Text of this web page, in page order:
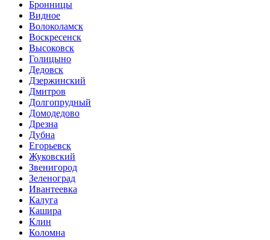
Бронницы
Видное
Волоколамск
Воскресенск
Высоковск
Голицыно
Дедовск
Дзержинский
Дмитров
Долгопрудный
Домодедово
Дрезна
Дубна
Егорьевск
Жуковский
Звенигород
Зеленоград
Ивантеевка
Калуга
Кашира
Клин
Коломна